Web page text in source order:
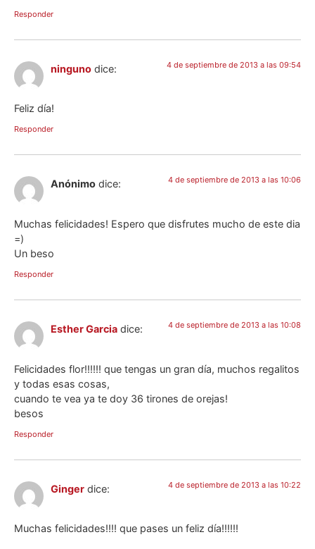
Responder
ninguno dice: 4 de septiembre de 2013 a las 09:54
Feliz día!
Responder
Anónimo dice: 4 de septiembre de 2013 a las 10:06
Muchas felicidades! Espero que disfrutes mucho de este dia
=)
Un beso
Responder
Esther Garcia dice: 4 de septiembre de 2013 a las 10:08
Felicidades flor!!!!!! que tengas un gran día, muchos regalitos
y todas esas cosas,
cuando te vea ya te doy 36 tirones de orejas!
besos
Responder
Ginger dice: 4 de septiembre de 2013 a las 10:22
Muchas felicidades!!!! que pases un feliz día!!!!!!